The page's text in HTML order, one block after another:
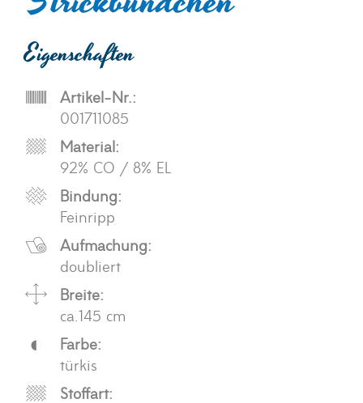
Eigenschaften
Artikel-Nr.:
001711085
Material:
92% CO / 8% EL
Bindung:
Feinripp
Aufmachung:
doubliert
Breite:
ca.145 cm
Farbe:
türkis
Stoffart: